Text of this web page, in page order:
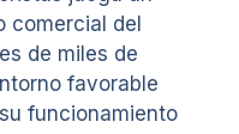
comercial del
de miles de
favorable
funcionamiento